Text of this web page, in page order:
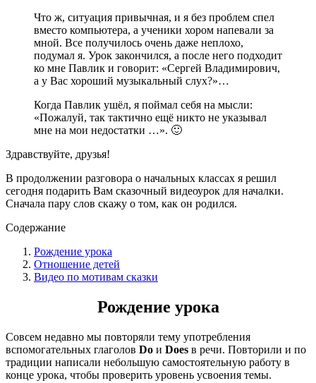
Что ж, ситуация привычная, и я без проблем спел
вместо компьютера, а ученики хором напевали за
мной. Все получилось очень даже неплохо,
подумал я. Урок закончился, а после него подходит
ко мне Павлик и говорит: «Сергей Владимирович,
а у Вас хороший музыкальный слух?»…
Когда Павлик ушёл, я поймал себя на мысли:
«Пожалуй, так тактично ещё никто не указывал
мне на мои недостатки …». 🙂
Здравствуйте, друзья!
В продолжении разговора о начальных классах я решил
сегодня подарить Вам сказочный видеоурок для началки.
Сначала пару слов скажу о том, как он родился.
Содержание
Рождение урока
Отношение детей
Видео по мотивам сказки
Рождение урока
Совсем недавно мы повторяли тему употребления
вспомогательных глаголов Do и Does в речи. Повторили и по
традиции написали небольшую самостоятельную работу в
конце урока, чтобы проверить уровень усвоения темы.